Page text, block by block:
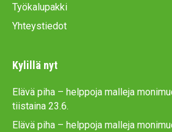
Työkalupakki
Yhteystiedot
Kylillä nyt
Elävä piha – helppoja malleja
tiistaina 23.6.
Elävä piha – helppoja malleja